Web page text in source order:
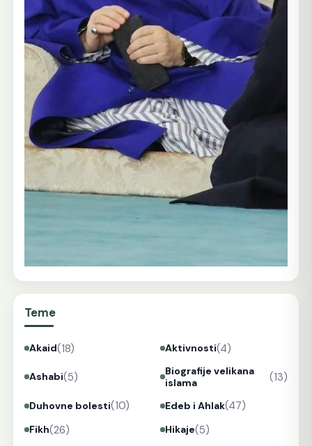
Teme
Akaid(18) Aktivnosti(4)
Ashabi(5)
Biografije velikana
islama
(13)
Duhovne bolesti(10) Edeb i Ahlak(47)
Fikh(26) Hikaje(5)